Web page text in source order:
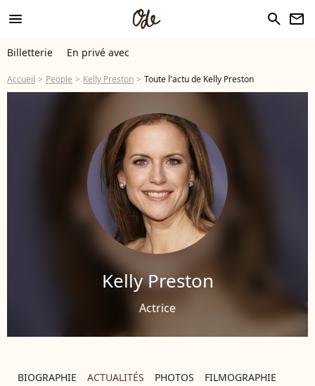
menu search newsletter
Billetterie En privé avec
Accueil People Kelly Preston Toute l'actu de Kelly Preston
Kelly Preston
Actrice
BIOGRAPHIE ACTUALITÉS PHOTOS FILMOGRAPHIE